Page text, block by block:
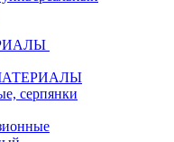
серпянки